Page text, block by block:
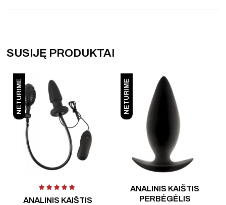
SUSIJĘ PRODUKTAI
NETURIME
ANALINIS KAIŠTIS
NETURIME
ANALINIS KAIŠTIS
PERBĖGĖLIS